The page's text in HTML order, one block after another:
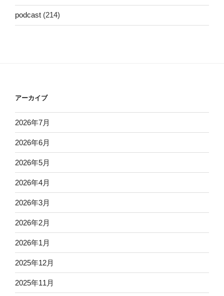
podcast (214)
アーカイブ
2026年7月
2026年6月
2026年5月
2026年4月
2026年3月
2026年2月
2026年1月
2025年12月
2025年11月